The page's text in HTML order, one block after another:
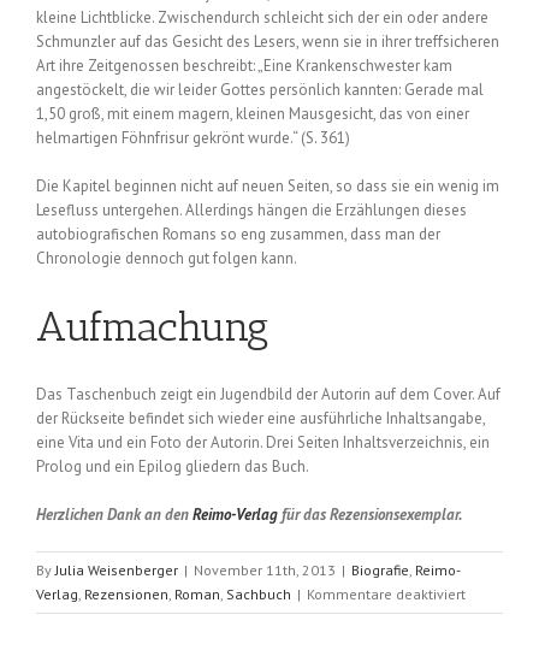
kleine Lichtblicke. Zwischendurch schleicht sich der ein oder andere
Schmunzler auf das Gesicht des Lesers, wenn sie in ihrer treffsicheren
Art ihre Zeitgenossen beschreibt: „Eine Krankenschwester kam
angestöckelt, die wir leider Gottes persönlich kannten: Gerade mal
1,50 groß, mit einem magern, kleinen Mausgesicht, das von einer
helmartigen Föhnfrisur gekrönt wurde.“ (S. 361)
Die Kapitel beginnen nicht auf neuen Seiten, so dass sie ein wenig im
Lesefluss untergehen. Allerdings hängen die Erzählungen dieses
autobiografischen Romans so eng zusammen, dass man der
Chronologie dennoch gut folgen kann.
Aufmachung
Das Taschenbuch zeigt ein Jugendbild der Autorin auf dem Cover. Auf
der Rückseite befindet sich wieder eine ausführliche Inhaltsangabe,
eine Vita und ein Foto der Autorin. Drei Seiten Inhaltsverzeichnis, ein
Prolog und ein Epilog gliedern das Buch.
Herzlichen Dank an denReimo-Verlagfür das Rezensionsexemplar.
ByJulia Weisenberger | November 11th, 2013 | Biografie, Reimo-
Verlag, Rezensionen, Roman, Sachbuch | Kommentare deaktiviertfür
Johannas